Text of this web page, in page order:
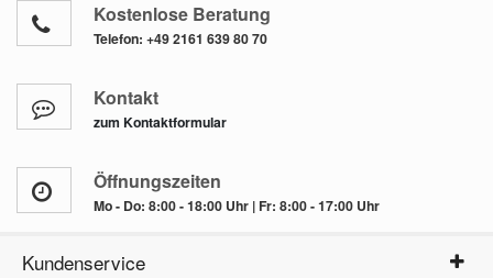
Kostenlose Beratung
Telefon: +49 2161 639 80 70
Kontakt
zum Kontaktformular
Öffnungszeiten
Mo - Do: 8:00 - 18:00 Uhr | Fr: 8:00 - 17:00 Uhr
Kundenservice